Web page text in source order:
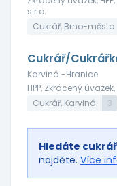
s.r.o.
Cukrář, Brno-město
Cukrář/
Karviná -Hranice
HPP, Zkrácený úvazek,
Cukrář, Karviná
3
Hledáte
najděte. Více